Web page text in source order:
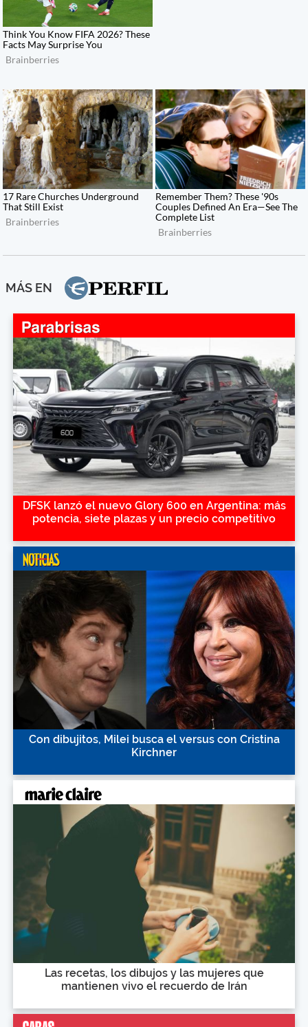
MÁS EN
DFSK lanzó el nuevo Glory 600 en Argentina: más
potencia, siete plazas y un precio competitivo
Con dibujitos, Milei busca el versus con Cristina
Kirchner
Las recetas, los dibujos y las mujeres que
mantienen vivo el recuerdo de Irán